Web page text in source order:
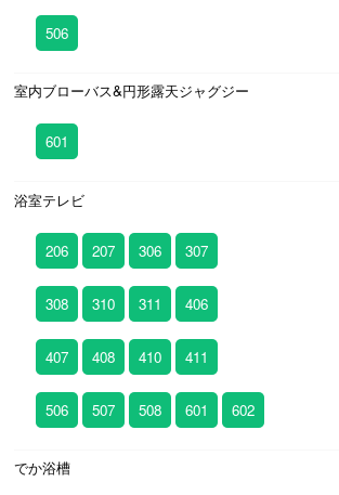
506
室内ブローバス&円形露天ジャグジー
601
浴室テレビ
206 207 306 307
308 310 311 406
407 408 410 411
506 507 508 601 602
でか浴槽